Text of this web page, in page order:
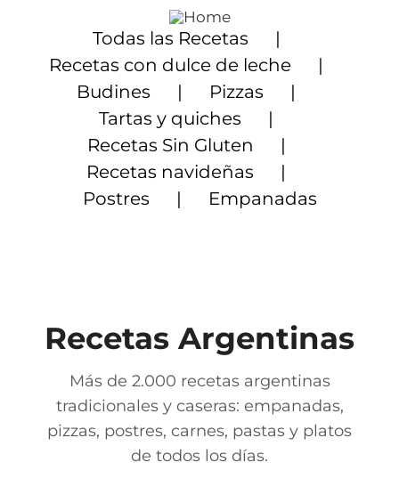
contenido
Todas las Recetas
Recetas con dulce de leche
Budines
Pizzas
Tartas y quiches
Recetas Sin Gluten
Recetas navideñas
Postres
Empanadas
Recetas Argentinas
Más de 2.000 recetas argentinas
tradicionales y caseras: empanadas,
pizzas, postres, carnes, pastas y platos
de todos los días.